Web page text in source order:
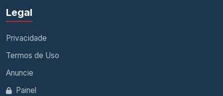
Legal
Privacidade
Termos de Uso
Anuncie
Painel